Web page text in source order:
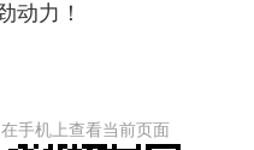
动力！
手机上查看当前页面